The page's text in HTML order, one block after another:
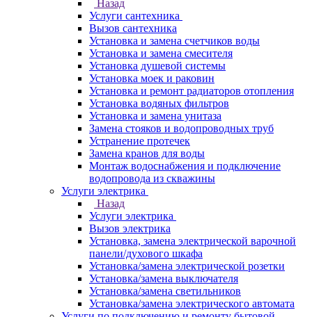
Назад
Услуги сантехника
Вызов сантехника
Установка и замена счетчиков воды
Установка и замена смесителя
Установка душевой системы
Установка моек и раковин
Установка и ремонт радиаторов отопления
Установка водяных фильтров
Установка и замена унитаза
Замена стояков и водопроводных труб
Устранение протечек
Замена кранов для воды
Монтаж водоснабжения и подключение
водопровода из скважины
Услуги электрика
Назад
Услуги электрика
Вызов электрика
Установка, замена электрической варочной
панели/духового шкафа
Установка/замена электрической розетки
Установка/замена выключателя
Установка/замена светильников
Установка/замена электрического автомата